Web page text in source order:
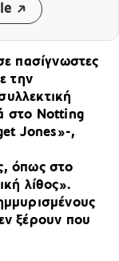
πασίγνωστες
την
στο Notting
Jones»-,
όπως στο
λίθος».
ξέρουν που